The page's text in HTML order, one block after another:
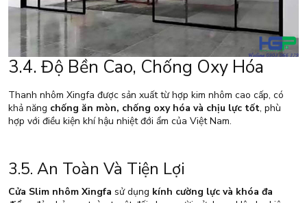
3.4. Độ Bền Cao, Chống Oxy Hóa
Thanh nhôm Xingfa được sản xuất từ hợp kim nhôm cao cấp, có
khả năng chống ăn mòn, chống oxy hóa và chịu lực tốt, phù
hợp với điều kiện khí hậu nhiệt đới ẩm của Việt Nam.
3.5. An Toàn Và Tiện Lợi
Cửa Slim nhôm Xingfa sử dụng kính cường lực và khóa đa